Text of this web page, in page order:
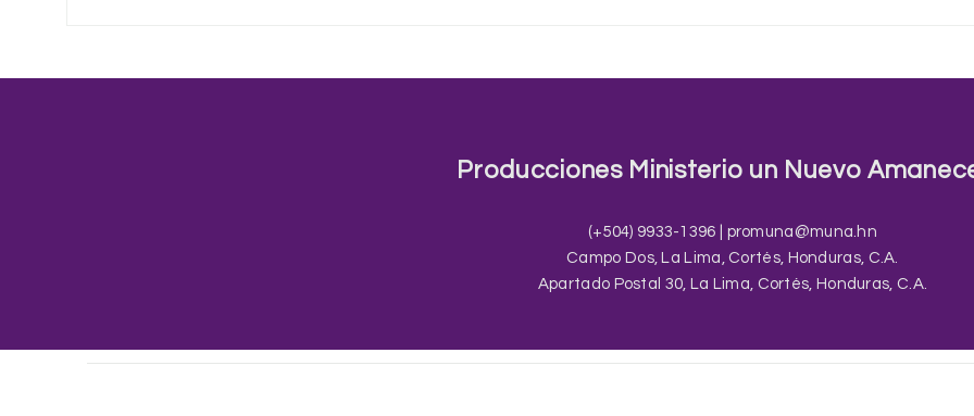
(+504) 9933-1396 | promuna@muna.hn
Campo Dos, La Lima, Cortés, Honduras, C.A.
Apartado Postal 30, La Lima, Cortés, Honduras, C.A.
Producciones Ministerio un Nuevo